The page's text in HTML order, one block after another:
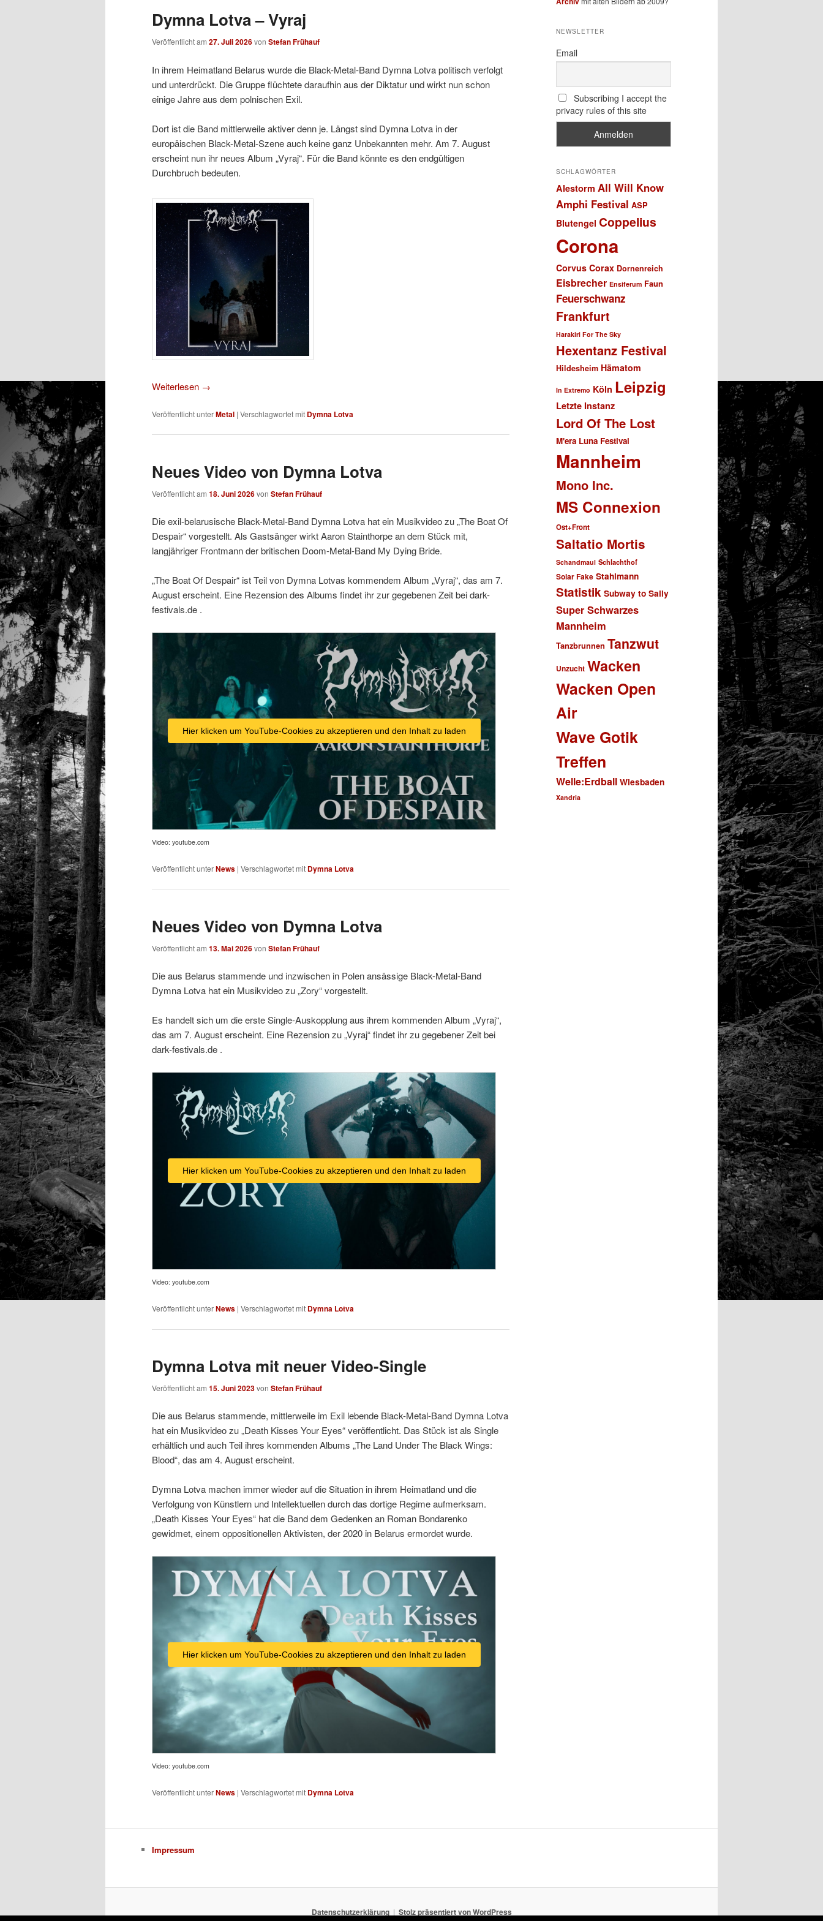
Dymna Lotva – Vyraj
Veröffentlicht am 27. Juli 2026von Stefan Frühauf
In ihrem Heimatland Belarus wurde die Black-Metal-Band Dymna Lotva politisch verfolgt
und unterdrückt. Die Gruppe flüchtete daraufhin aus der Diktatur und wirkt nun schon
einige Jahre aus dem polnischen Exil.
Dort ist die Band mittlerweile aktiver denn je. Längst sind Dymna Lotva in der
europäischen Black-Metal-Szene auch keine ganz Unbekannten mehr. Am 7. August
erscheint nun ihr neues Album „Vyraj“. Für die Band könnte es den endgültigen
Durchbruch bedeuten.
Weiterlesen →
Veröffentlicht unterMetal | Verschlagwortet mit Dymna Lotva
Neues Video von Dymna Lotva
Veröffentlicht am 18. Juni 2026von Stefan Frühauf
Die exil-belarusische Black-Metal-Band Dymna Lotva hat ein Musikvideo zu „The Boat Of
Despair“ vorgestellt. Als Gastsänger wirkt Aaron Stainthorpe an dem Stück mit,
langjähriger Frontmann der britischen Doom-Metal-Band My Dying Bride.
„The Boat Of Despair“ ist Teil von Dymna Lotvas kommendem Album „Vyraj“, das am 7.
August erscheint. Eine Rezension des Albums findet ihr zur gegebenen Zeit bei dark-
festivals.de .
Hier klicken um YouTube-Cookies zu akzeptieren und den Inhalt zu laden
Video: youtube.com
Veröffentlicht unterNews | Verschlagwortet mit Dymna Lotva
Neues Video von Dymna Lotva
Veröffentlicht am 13. Mai 2026von Stefan Frühauf
Die aus Belarus stammende und inzwischen in Polen ansässige Black-Metal-Band
Dymna Lotva hat ein Musikvideo zu „Zory“ vorgestellt.
Es handelt sich um die erste Single-Auskopplung aus ihrem kommenden Album „Vyraj“,
das am 7. August erscheint. Eine Rezension zu „Vyraj“ findet ihr zu gegebener Zeit bei
dark-festivals.de .
Hier klicken um YouTube-Cookies zu akzeptieren und den Inhalt zu laden
Video: youtube.com
Veröffentlicht unterNews | Verschlagwortet mit Dymna Lotva
Dymna Lotva mit neuer Video-Single
Veröffentlicht am 15. Juni 2023von Stefan Frühauf
Die aus Belarus stammende, mittlerweile im Exil lebende Black-Metal-Band Dymna Lotva
hat ein Musikvideo zu „Death Kisses Your Eyes“ veröffentlicht. Das Stück ist als Single
erhältlich und auch Teil ihres kommenden Albums „The Land Under The Black Wings:
Blood“, das am 4. August erscheint.
Dymna Lotva machen immer wieder auf die Situation in ihrem Heimatland und die
Verfolgung von Künstlern und Intellektuellen durch das dortige Regime aufmerksam.
„Death Kisses Your Eyes“ hat die Band dem Gedenken an Roman Bondarenko
gewidmet, einem oppositionellen Aktivisten, der 2020 in Belarus ermordet wurde.
Hier klicken um YouTube-Cookies zu akzeptieren und den Inhalt zu laden
Video: youtube.com
Veröffentlicht unterNews | Verschlagwortet mit Dymna Lotva
NEWSLETTER
Email
Subscribing I accept the
privacy rules of this site
SCHLAGWÖRTER
Alestorm All Will Know
Amphi Festival ASP
Blutengel Coppelius
Corona
Corvus Corax Dornenreich
Eisbrecher Ensiferum Faun
Feuerschwanz
Frankfurt
Harakiri For The Sky
Hexentanz Festival
Hildesheim Hämatom
In Extremo Köln Leipzig
Letzte Instanz
Lord Of The Lost
M'era Luna Festival
Mannheim
Mono Inc.
MS Connexion
Ost+Front
Saltatio Mortis
Schandmaul Schlachthof
Solar Fake Stahlmann
Statistik Subway to Sally
Super Schwarzes
Mannheim
Tanzbrunnen Tanzwut
Unzucht Wacken
Wacken Open
Air
Wave Gotik
Treffen
Welle:Erdball Wiesbaden
Xandria
Impressum
Datenschutzerklärung Stolz präsentiert von WordPress